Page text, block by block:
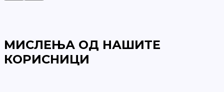
МИСЛЕЊА ОД НАШИТЕ
КОРИСНИЦИ